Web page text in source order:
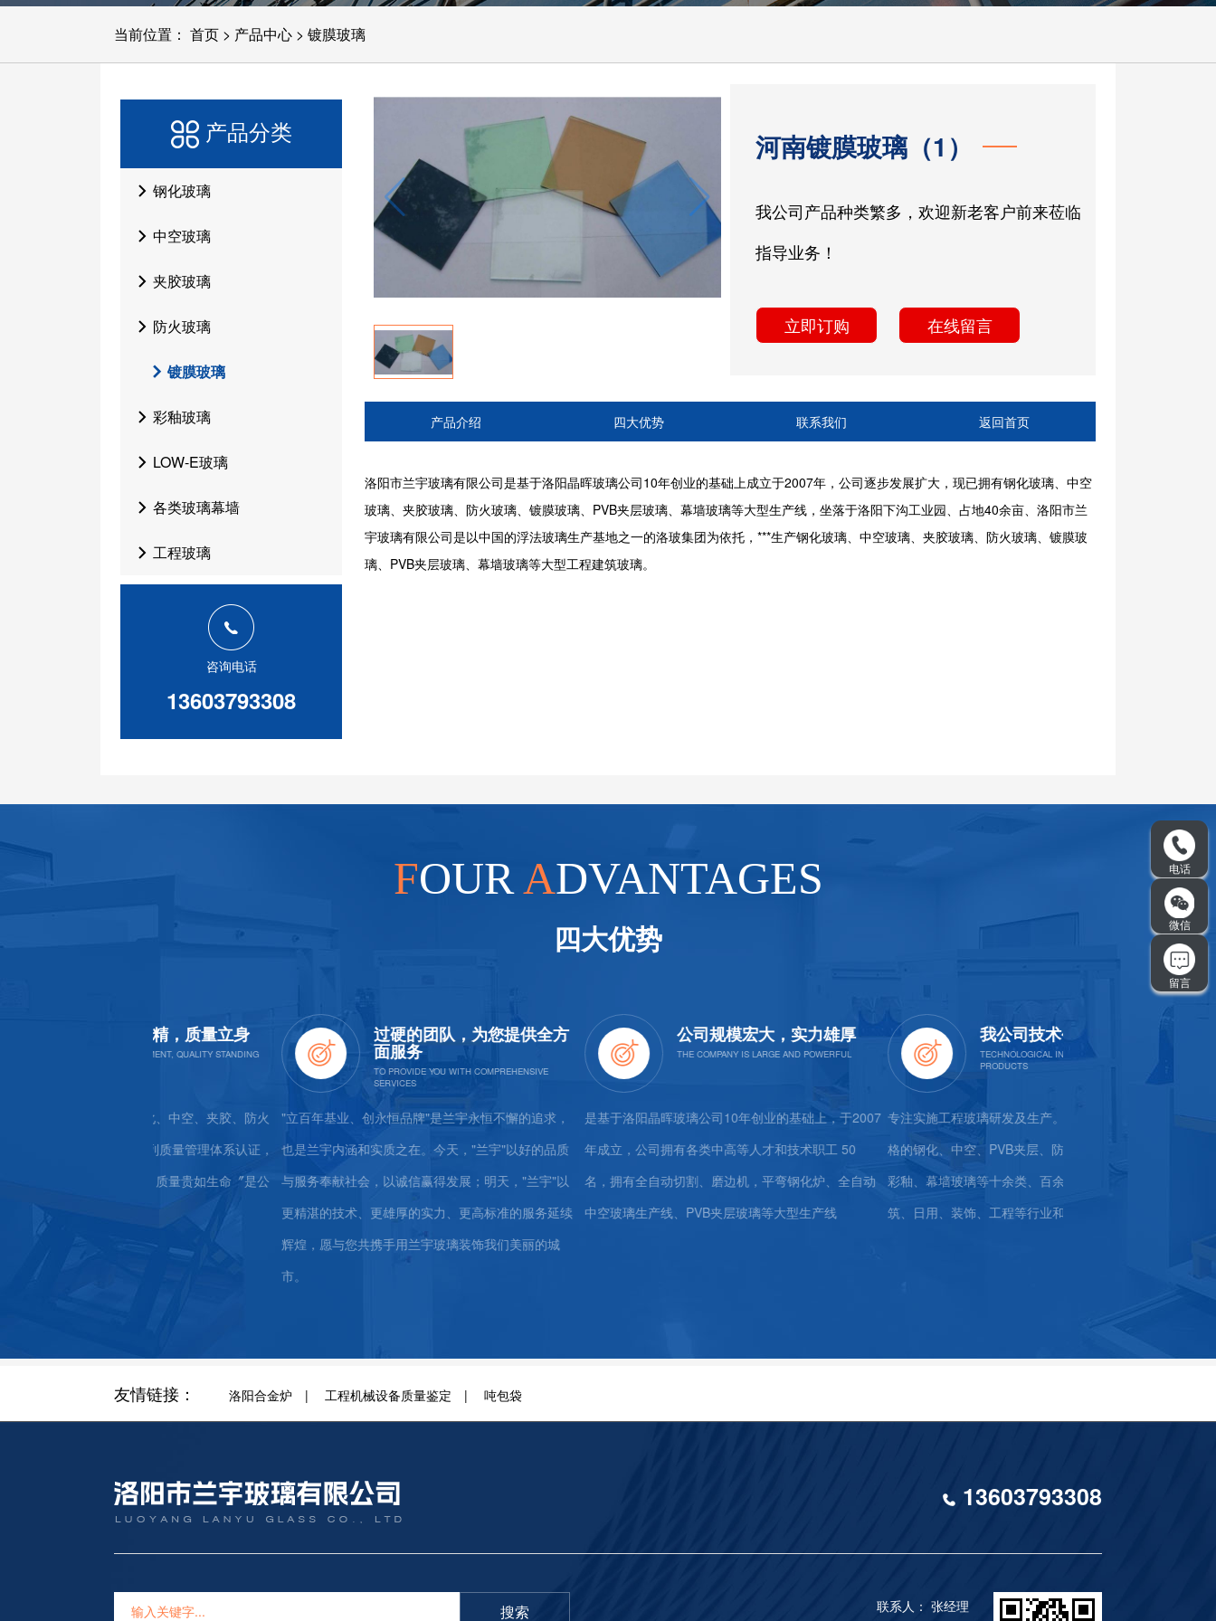
当前位置： 首页> 产品中心> 镀膜玻璃
产品分类
钢化玻璃
中空玻璃
夹胶玻璃
防火玻璃
镀膜玻璃
彩釉玻璃
LOW-E玻璃
各类玻璃幕墙
工程玻璃
咨询电话
13603793308
河南镀膜玻璃（1）
我公司产品种类繁多，欢迎新老客户前来莅临
指导业务！
立即订购 在线留言
产品介绍 四大优势 联系我们 返回首页
洛阳市兰宇玻璃有限公司是基于洛阳晶晖玻璃公司10年创业的基础上成立于2007年，公司逐步发展扩大，现已拥有钢化玻璃、中空
玻璃、夹胶玻璃、防火玻璃、镀膜玻璃、PVB夹层玻璃、幕墙玻璃等大型生产线，坐落于洛阳下沟工业园、占地40余亩、洛阳市兰
宇玻璃有限公司是以中国的浮法玻璃生产基地之一的洛玻集团为依托，***生产钢化玻璃、中空玻璃、夹胶玻璃、防火玻璃、镀膜玻
璃、PVB夹层玻璃、幕墙玻璃等大型工程建筑玻璃。
FOURADVANTAGES
四大优势
QUALITY STANDING
过硬的团队，为您提供全方
面服务
"立百年基业、创永恒品牌"是兰宇永恒不懈的追求，
也是兰宇内涵和实质之在。今天，"兰宇"以好的品质
与服务奉献社会，以诚信赢得发展；明天，"兰宇"以
更精湛的技术、更雄厚的实力、更高标准的服务延续
辉煌，愿与您共携手用兰宇玻璃装饰我们美丽的城
公司规模宏大，实力雄厚
THE COMPANY IS LARGE AND POWERFUL
是基于洛阳晶晖玻璃公司10年创业的基础上，于2007
年成立，公司拥有各类中高等人才和技术职工 50
名，拥有全自动切割、磨边机，平弯钢化炉、全自动
中空玻璃生产线、PVB夹层玻璃等大型生产线
我公司技术创新，产品多元
TECHNOLOGICAL
专注实施工程玻璃研发及生产。我公司可生产各种规
格的钢化、中空、PVB夹层、防火、LOW-E、镀膜、
彩釉、幕墙玻璃等十余类、百余种，广泛应用于建
筑、日用、装饰、工程等行业和领域。
等的3C认证、标志认证等
并取得证书。〝信誉重于
司孜孜以求的目标。
友情链接： 洛阳合金炉| 工程机械设备质量鉴定 | 吨包袋
13603793308
搜索 联系人： 张经理